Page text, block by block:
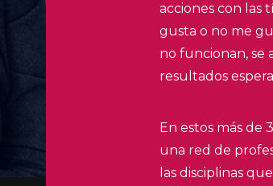
acciones con las
gusta o no me
no funcionan, se
resultados
En estos más de
una red de
las disciplinas